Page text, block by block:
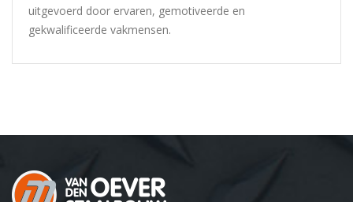
uitgevoerd door ervaren, gemotiveerde en
gekwalificeerde vakmensen.